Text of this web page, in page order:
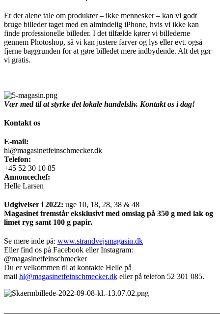
Er der alene tale om produkter – ikke mennesker – kan vi godt
bruge billeder taget med en almindelig iPhone, hvis vi ikke kan
finde professionelle billeder. I det tilfælde kører vi billederne
gennem Photoshop, så vi kan justere farver og lys eller evt. også
fjerne baggrunden for at gøre billedet mere indbydende. Alt det gør
vi gratis.
Vær med til at styrke det lokale handelsliv. Kontakt os i dag!
Kontakt os
E-mail:
hl@magasinetfeinschmecker.dk
Telefon:
+45 52 30 10 85
Annoncechef:
Helle Larsen
Udgivelser i 2022: uge 10, 18, 28, 38 & 48
Magasinet fremstår eksklusivt med omslag på 350 g med lak og
limet ryg samt 100 g papir.
Se mere inde på: www.strandvejsmagasin.dk
Eller find os på Facebook eller Instagram:
@magasinetfeinschmecker
Du er velkommen til at kontakte Helle på
mail hl@magasinetfeinschmecker.dk eller på telefon 52 301 085.